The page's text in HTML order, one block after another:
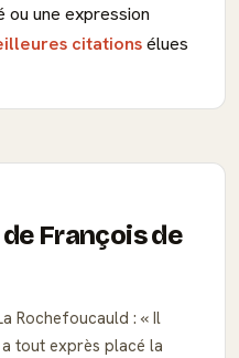
ou une expression
citationsélues
François de
Rochefoucauld :
Il
tout exprès placé la